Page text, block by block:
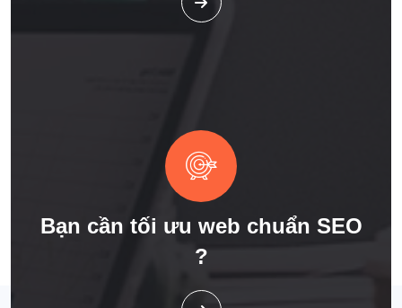
Bạn cần tối ưu web chuẩn SEO
?